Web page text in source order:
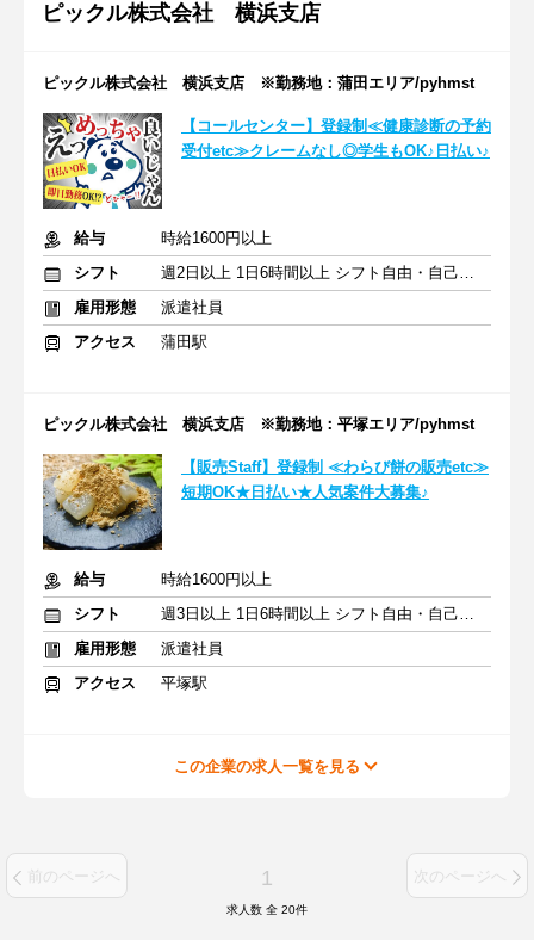
ピックル株式会社 横浜支店
ピックル株式会社 横浜支店 ※勤務地：蒲田エリア/pyhmst
【コールセンター】登録制≪健康診断の予約
受付etc≫クレームなし◎学生もOK♪日払い♪
給与
時給1600円以上
シフト
週2日以上 1日6時間以上 シフト自由・自己申告
雇用形態
派遣社員
アクセス
蒲田駅
ピックル株式会社 横浜支店 ※勤務地：平塚エリア/pyhmst
【販売Staff】登録制 ≪わらび餅の販売etc≫
短期OK★日払い★人気案件大募集♪
給与
時給1600円以上
シフト
週3日以上 1日6時間以上 シフト自由・自己申告
雇用形態
派遣社員
アクセス
平塚駅
この企業の求人一覧を見る
前のページへ 1 次のページへ
求人数 全 20件